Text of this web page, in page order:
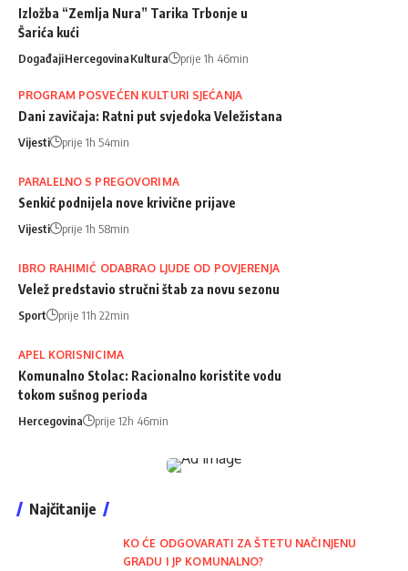
Izložba “Zemlja Nura” Tarika Trbonje u
Šarića kući
DogađajiHercegovinaKultura prije 1h 46min
PROGRAM POSVEĆEN KULTURI SJEĆANJA
Dani zavičaja: Ratni put svjedoka Veležistana
Vijesti prije 1h 54min
PARALELNO S PREGOVORIMA
Senkić podnijela nove krivične prijave
Vijesti prije 1h 58min
IBRO RAHIMIĆ ODABRAO LJUDE OD POVJERENJA
Velež predstavio stručni štab za novu sezonu
Sport prije 11h 22min
APEL KORISNICIMA
Komunalno Stolac: Racionalno koristite vodu
tokom sušnog perioda
Hercegovina prije 12h 46min
Najčitanije
KO ĆE ODGOVARATI ZA ŠTETU NAČINJENU
GRADU I JP KOMUNALNO?